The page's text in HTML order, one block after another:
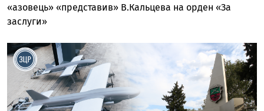
«азовець» «представив» В.Кальцева на орден «За
заслуги»